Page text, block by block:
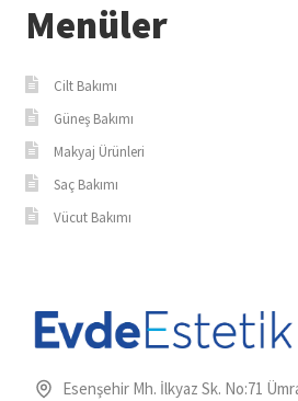
Menüler
Cilt Bakımı
Güneş Bakımı
Makyaj Ürünleri
Saç Bakımı
Vücut Bakımı
Esenşehir Mh. İlkyaz Sk. No:71